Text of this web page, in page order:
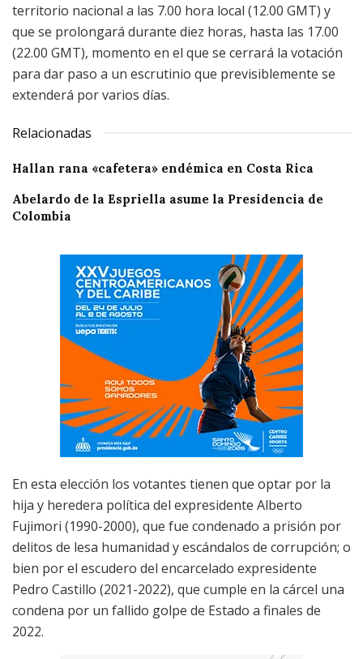
territorio nacional a las 7.00 hora local (12.00 GMT) y
que se prolongará durante diez horas, hasta las 17.00
(22.00 GMT), momento en el que se cerrará la votación
para dar paso a un escrutinio que previsiblemente se
extenderá por varios días.
Relacionadas
Hallan rana «cafetera» endémica en Costa Rica
Abelardo de la Espriella asume la Presidencia de
Colombia
En esta elección los votantes tienen que optar por la
hija y heredera política del expresidente Alberto
Fujimori (1990-2000), que fue condenado a prisión por
delitos de lesa humanidad y escándalos de corrupción; o
bien por el escudero del encarcelado expresidente
Pedro Castillo (2021-2022), que cumple en la cárcel una
condena por un fallido golpe de Estado a finales de
2022.